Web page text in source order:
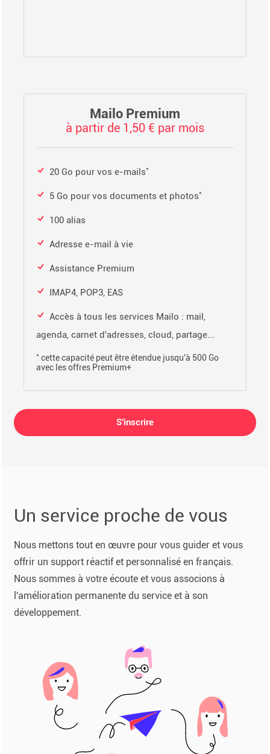
Mailo Premium
à partir de 1,50 € par mois
20 Go pour vos e-mails*
5 Go pour vos documents et photos*
100 alias
Adresse e-mail à vie
Assistance Premium
IMAP4, POP3, EAS
Accès à tous les services Mailo : mail,
agenda, carnet d'adresses, cloud, partage...
* cette capacité peut être étendue jusqu'à 500 Go
avec les offres Premium+
S'inscrire
Un service proche de vous
Nous mettons tout en œuvre pour vous guider et vous
offrir un support réactif et personnalisé en français.
Nous sommes à votre écoute et vous associons à
l'amélioration permanente du service et à son
développement.